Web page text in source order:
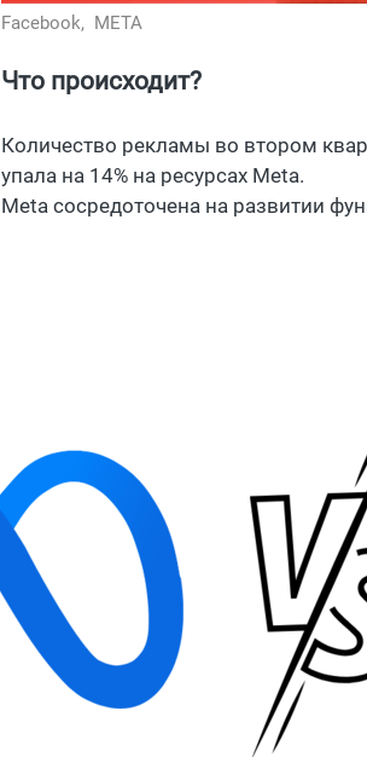
Facebook, META
Что происходит?
Количество рекламы во втором
упала на 14% на ресурсах Meta.
Meta сосредоточена на развитии